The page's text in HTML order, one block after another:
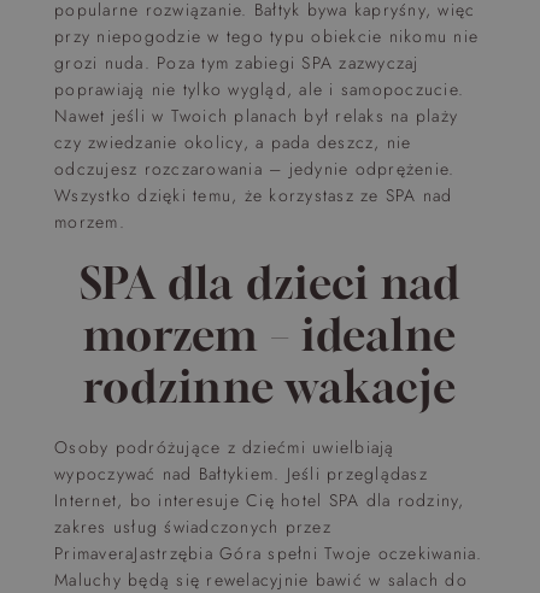
popularne rozwiązanie. Bałtyk bywa kapryśny, więc
przy niepogodzie w tego typu obiekcie nikomu nie
grozi nuda. Poza tym zabiegi SPA zazwyczaj
poprawiają nie tylko wygląd, ale i samopoczucie.
Nawet jeśli w Twoich planach był relaks na plaży
czy zwiedzanie okolicy, a pada deszcz, nie
odczujesz rozczarowania – jedynie odprężenie.
Wszystko dzięki temu, że korzystasz ze SPA nad
morzem.
SPA dla dzieci nad
morzem – idealne
rodzinne wakacje
Osoby podróżujące z dziećmi uwielbiają
wypoczywać nad Bałtykiem. Jeśli przeglądasz
Internet, bo interesuje Cię hotel SPA dla rodziny,
zakres usług świadczonych przez
PrimaveraJastrzębia Góra spełni Twoje oczekiwania.
Maluchy będą się rewelacyjnie bawić w salach do